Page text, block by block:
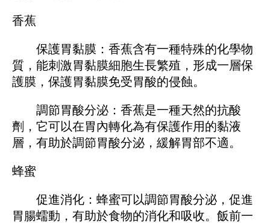
香蕉
保護胃黏膜：香蕉含有一種特殊的化學物
質，能刺激胃黏膜細胞生長繁殖，形成一層保
護膜，保護胃黏膜免受胃酸的侵蝕。
調節胃酸分泌：香蕉是一種天然的抗酸
劑，它可以在胃內轉化為有保護作用的黏液
層，有助於調節胃酸分泌，緩解胃部不適。
蜂蜜
促進消化：蜂蜜可以調節胃酸分泌，促進
胃腸蠕動，有助於食物的消化和吸收。飯前一